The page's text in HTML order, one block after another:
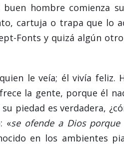
hombre comienza
cartuja o trapa que lo
Fonts y quizá algún
le veía; él vivía feliz.
la gente, porque él
piedad es verdadera,
«se ofende a Dios
en los ambientes